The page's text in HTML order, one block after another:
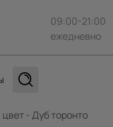
09:00-21:00
ежедневно
- Дуб торонто